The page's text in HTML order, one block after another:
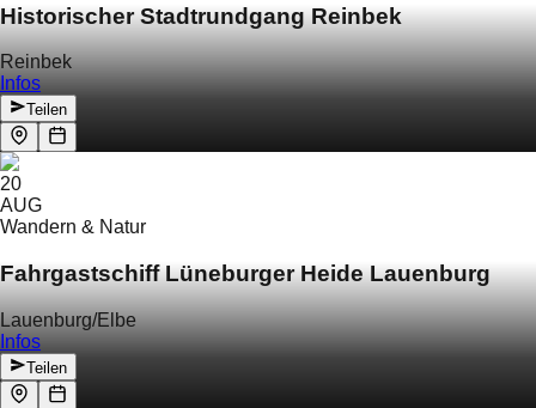
Historischer Stadtrundgang Reinbek
Reinbek
Infos
Teilen
20
AUG
Wandern & Natur
Fahrgastschiff Lüneburger Heide Lauenburg
Lauenburg/Elbe
Infos
Teilen